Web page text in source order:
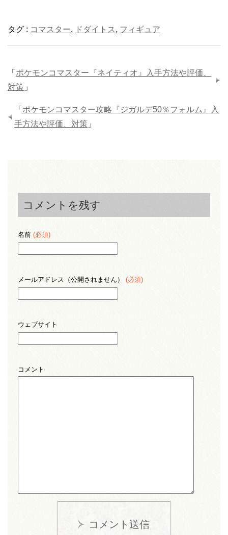
タグ : コマスター, ドダイトス , フィギュア
「 ポケモンコマスター『ネイティオ』入手方法や評価、
対策 」
「 ポケモンコマスター攻略『ジガルデ50％フォルム』入
手方法や評価、対策 」
コメントを残す
名前 (必須)
メールアドレス（公開されません） (必須)
ウェブサイト
コメント
コメント送信